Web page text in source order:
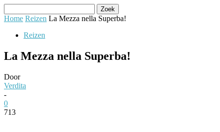
Home Reizen La Mezza nella Superba!
Reizen
La Mezza nella Superba!
Door
Verdita
-
0
713